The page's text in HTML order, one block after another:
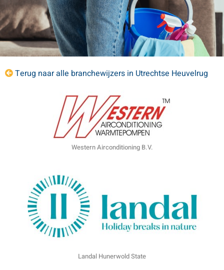
Terug naar alle branchewijzers in Utrechtse Heuvelrug
Western Airconditioning B.V.
Landal Hunerwold State